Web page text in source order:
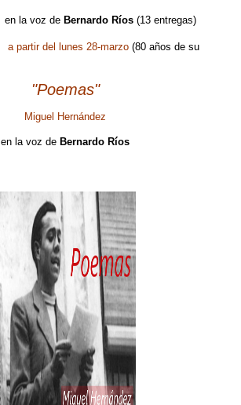
en la voz de Bernardo Ríos (13 entregas)
a partir del lunes 28-marzo(80 años de su
"Poemas"
Miguel Hernández
en la voz de Bernardo Ríos